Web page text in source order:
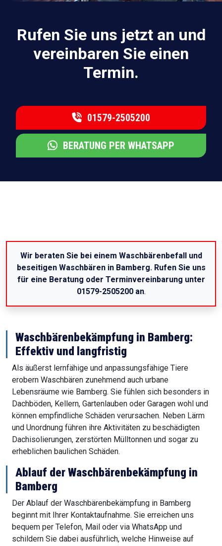
Rufen Sie uns jetzt an und
vereinbaren Sie einen
Termin.
01579-2505200
BERATUNG PER WHATSAPP
Wir beraten Sie bei einem Waschbärenbefall und
beseitigen Waschbären in Bamberg. Rufen Sie uns
für eine Beratung oder Terminvereinbarung unter
01579-2505200 an.
Waschbärenbekämpfung in Bamberg:
Effektiv und langfristig
Als äußerst lernfähige und anpassungsfähige Tiere
erobern Waschbären zunehmend auch urbane
Lebensräume wie Bamberg. Sie fühlen sich besonders in
Dachböden, Kellern, Gartenlauben oder Garagen wohl und
können empfindliche Schäden verursachen. Neben Lärm
und Unordnung führen ihre Aktivitäten zu beschädigten
Dachisolierungen, zerstörten Mülltonnen und sogar zu
erheblichen baulichen Schäden.
Ablauf der Waschbärenbekämpfung in
Bamberg
Der Ablauf der Waschbärenbekämpfung in Bamberg
beginnt mit Ihrer Kontaktaufnahme. Sie erreichen uns
bequem per Telefon, Mail oder via WhatsApp und
schildern Sie dabei ausführlich, welche Hinweise auf